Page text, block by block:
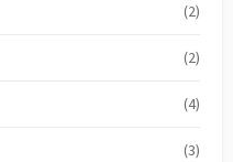
(2)
(2)
(4)
(3)